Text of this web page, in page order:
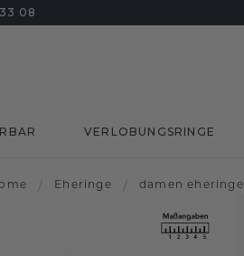
08
VERLOBUNGSRINGE
/ Eheringe / damen eheringe